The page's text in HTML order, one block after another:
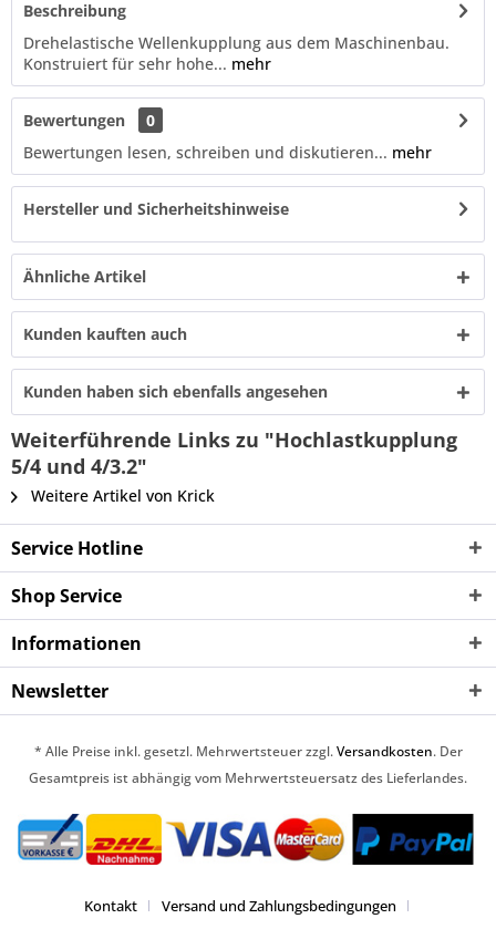
Beschreibung
Drehelastische Wellenkupplung aus dem Maschinenbau.
Konstruiert für sehr hohe... mehr
Bewertungen
0
Bewertungen lesen, schreiben und diskutieren... mehr
Hersteller und Sicherheitshinweise
Ähnliche Artikel
Kunden kauften auch
Kunden haben sich ebenfalls angesehen
Weiterführende Links zu "Hochlastkupplung
5/4 und 4/3.2"
Weitere Artikel von Krick
Service Hotline
Shop Service
Informationen
Newsletter
* Alle Preise inkl. gesetzl. Mehrwertsteuer zzgl.Versandkosten. Der
Gesamtpreis ist abhängig vom Mehrwertsteuersatz des Lieferlandes.
Kontakt Versand und Zahlungsbedingungen